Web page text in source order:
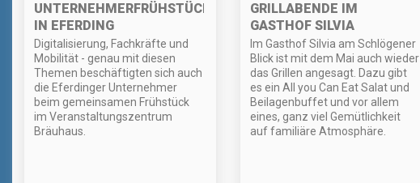
UNTERNEHMERFRÜHSTÜCK
IN EFERDING
Digitalisierung, Fachkräfte und
Mobilität - genau mit diesen
Themen beschäftigten sich auch
die Eferdinger Unternehmer
beim gemeinsamen Frühstück
im Veranstaltungszentrum
Bräuhaus.
GRILLABENDE IM
GASTHOF SILVIA
Im Gasthof Silvia am Schlögener
Blick ist mit dem Mai auch wieder
das Grillen angesagt. Dazu gibt
es ein All you Can Eat Salat und
Beilagenbuffet und vor allem
eines, ganz viel Gemütlichkeit
auf familiäre Atmosphäre.